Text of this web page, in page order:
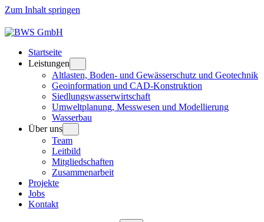
Zum Inhalt springen
Startseite
Leistungen
Altlasten, Boden- und Gewässerschutz und Geotechnik
Geoinformation und CAD-Konstruktion
Siedlungswasserwirtschaft
Umweltplanung, Messwesen und Modellierung
Wasserbau
Über uns
Team
Leitbild
Mitgliedschaften
Zusammenarbeit
Projekte
Jobs
Kontakt